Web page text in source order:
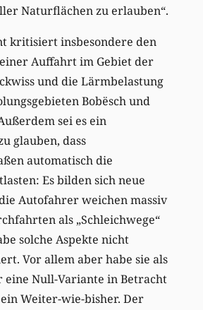
Naturflächen zu erlauben“.
kritisiert insbesondere den
Auffahrt im Gebiet der
und die Lärmbelastung
Bobësch und
sei es ein
glauben, dass
automatisch die
Es bilden sich neue
Autofahrer weichen massiv
als „Schleichwege“
solche Aspekte nicht
Vor allem aber habe sie als
Null-Variante in Betracht
ein Weiter-wie-bisher. Der